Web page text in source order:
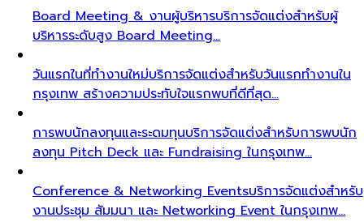
Board Meeting & งานผู้บริหารบริการจัดแต่งสำหรับผู้
บริหารระดับสูง Board Meeting…
วันแรกในที่ทำงานใหม่บริการจัดแต่งสำหรับวันแรกทำงานใน
กรุงเทพ สร้างความประทับใจแรกพบที่ดีที่สุด…
การพบนักลงทุนและระดมทุนบริการจัดแต่งสำหรับการพบนัก
ลงทุน Pitch Deck และ Fundraising ในกรุงเทพ…
Conference & Networking Eventsบริการจัดแต่งสำหรับ
งานประชุม สัมมนา และ Networking Event ในกรุงเทพ…